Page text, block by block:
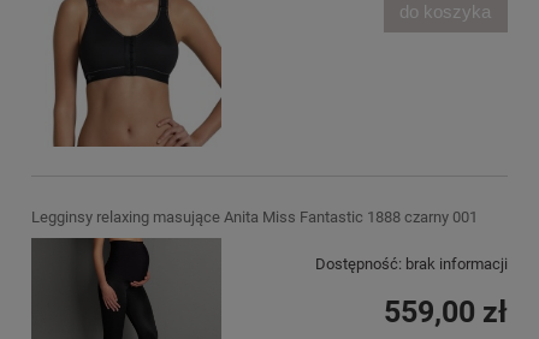
do koszyka
Legginsy relaxing masujące Anita Miss Fantastic 1888 czarny 001
Dostępność: brak informacji
559,00 zł